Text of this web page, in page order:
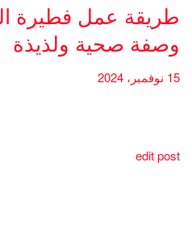
طريقة عمل فطيرة
وصفة صحية ولذيذة
15 نوفمبر، 2024
edit post